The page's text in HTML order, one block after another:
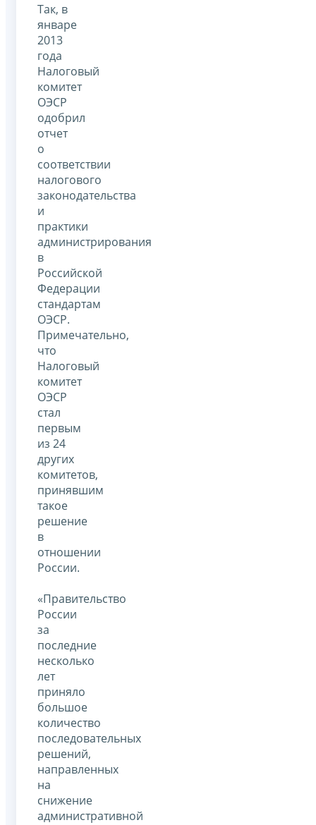
Так, в
январе
2013
года
Налоговый
комитет
ОЭСР
одобрил
отчет
о
соответствии
налогового
законодательства
и
практики
администрирования
в
Российской
Федерации
стандартам
ОЭСР.
Примечательно,
что
Налоговый
комитет
ОЭСР
стал
первым
из 24
других
комитетов,
принявшим
такое
решение
в
отношении
России.
«Правительство
России
за
последние
несколько
лет
приняло
большое
количество
последовательных
решений,
направленных
на
снижение
административной